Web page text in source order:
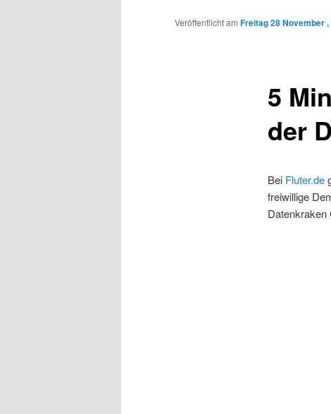
Inhalt
5
der
Veröffentlicht am Freitag 28 November ,
Bei Fluter.de
freiwillige
Datenkraken